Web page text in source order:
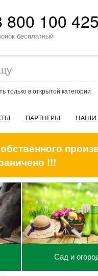
800 100
бесплатный
только в открытой категории
ПАРТНЕРЫ НАШИ
!!!
Сад и